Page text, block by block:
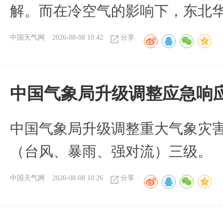
解。而在冷空气的影响下，东北
中国天气网 2026-08-08 10:42 分享
中国气象局升级调整应急响
中国气象局升级调整重大气象灾
（台风、暴雨、强对流）三级。
中国天气网 2026-08-08 10:26 分享